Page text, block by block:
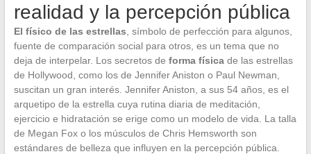
realidad y la percepción pública
El físico de las estrellas , símbolo de perfección para algunos,
fuente de comparación social para otros, es un tema que no
deja de interpelar. Los secretos de forma físicade las estrellas
de Hollywood, como los de Jennifer Aniston o Paul Newman,
suscitan un gran interés. Jennifer Aniston, a sus 54 años, es el
arquetipo de la estrella cuya rutina diaria de meditación,
ejercicio e hidratación se erige como un modelo de vida. La talla
de Megan Fox o los músculos de Chris Hemsworth son
estándares de belleza que influyen en la percepción pública.